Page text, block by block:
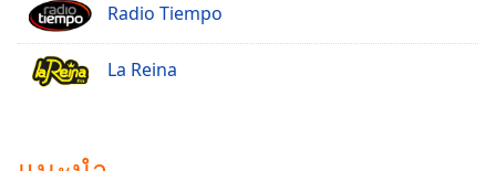
Radio Tiempo
La Reina